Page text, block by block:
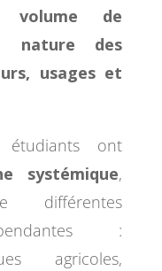
de
nature des
usages et
ont
systémique,
différentes
:
agricoles,